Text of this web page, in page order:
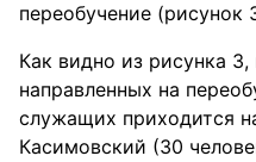
переобучение (рисунок
Как видно из рисунка
направленных на
служащих приходится
Касимовский (30